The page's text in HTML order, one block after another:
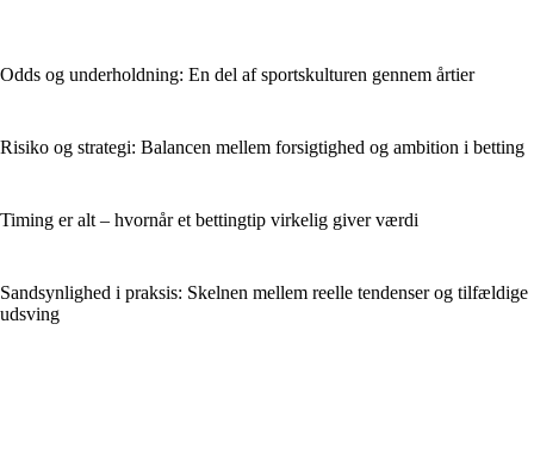
Odds og underholdning: En del af sportskulturen gennem årtier
Risiko og strategi: Balancen mellem forsigtighed og ambition i betting
Timing er alt – hvornår et bettingtip virkelig giver værdi
Sandsynlighed i praksis: Skelnen mellem reelle tendenser og tilfældige
udsving